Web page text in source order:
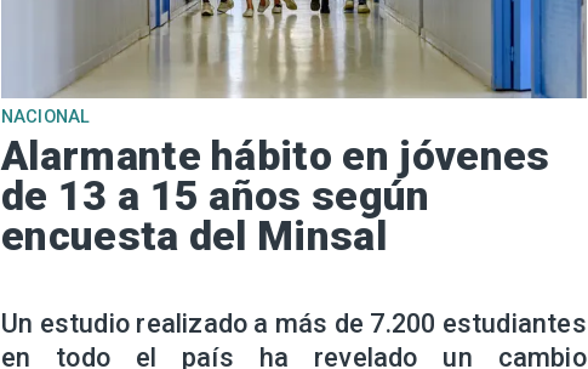
NACIONAL
Alarmante hábito en jóvenes
de 13 a 15 años según
encuesta del Minsal
Un estudio realizado a más de 7.200 estudiantes
en todo el país ha revelado un cambio